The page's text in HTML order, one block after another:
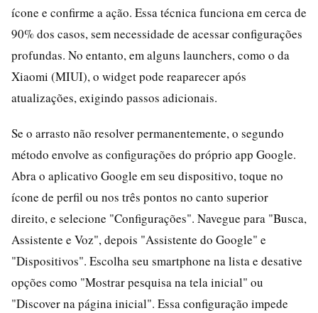
ícone e confirme a ação. Essa técnica funciona em cerca de
90% dos casos, sem necessidade de acessar configurações
profundas. No entanto, em alguns launchers, como o da
Xiaomi (MIUI), o widget pode reaparecer após
atualizações, exigindo passos adicionais.
Se o arrasto não resolver permanentemente, o segundo
método envolve as configurações do próprio app Google.
Abra o aplicativo Google em seu dispositivo, toque no
ícone de perfil ou nos três pontos no canto superior
direito, e selecione "Configurações". Navegue para "Busca,
Assistente e Voz", depois "Assistente do Google" e
"Dispositivos". Escolha seu smartphone na lista e desative
opções como "Mostrar pesquisa na tela inicial" ou
"Discover na página inicial". Essa configuração impede